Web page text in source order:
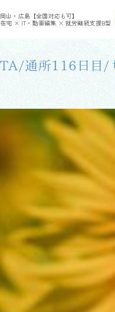
岡山・広島【全国対応も可】
在宅 × IT・動画編集 × 就労継続支援B型
利用者さんの
利用
TA/通所116日目/